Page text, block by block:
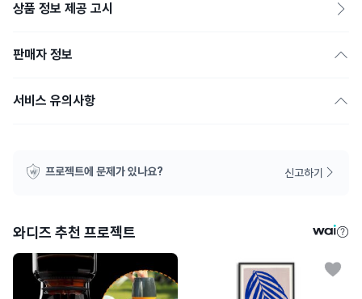
상품 정보 제공 고시
판매자 정보
서비스 유의사항
프로젝트에 문제가 있나요? 신고하기
와디즈 추천 프로젝트